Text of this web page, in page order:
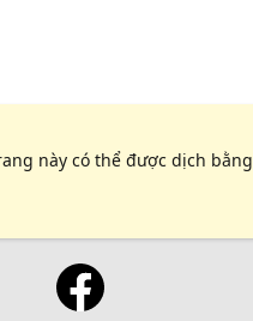
này có thể được dịch bằng